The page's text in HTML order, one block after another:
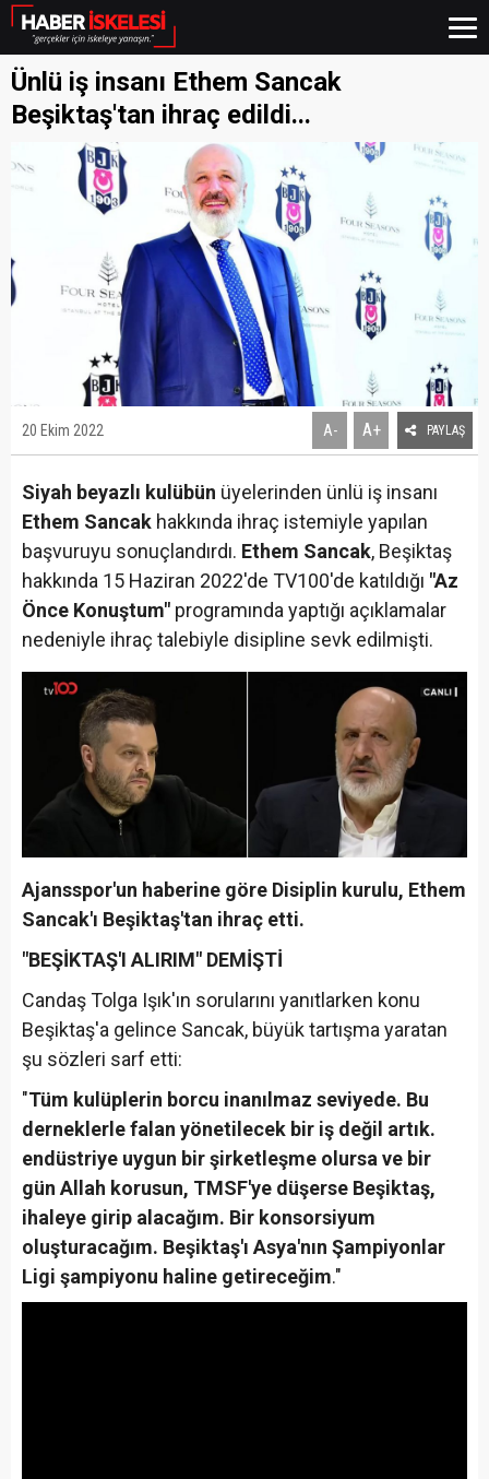
Ünlü iş insanı Ethem Sancak
Beşiktaş'tan ihraç edildi...
20 Ekim 2022 A- A+ PAYLAŞ
Siyah beyazlı kulübün üyelerinden ünlü iş insanı
Ethem Sancak hakkında ihraç istemiyle yapılan
başvuruyu sonuçlandırdı. Ethem Sancak, Beşiktaş
hakkında 15 Haziran 2022'de TV100'de katıldığı "Az
Önce Konuştum" programında yaptığı açıklamalar
nedeniyle ihraç talebiyle disipline sevk edilmişti.
Ajansspor'un haberine göre Disiplin kurulu, Ethem
Sancak'ı Beşiktaş'tan ihraç etti.
"BEŞİKTAŞ'I ALIRIM" DEMİŞTİ
Candaş Tolga Işık'ın sorularını yanıtlarken konu
Beşiktaş'a gelince Sancak, büyük tartışma yaratan
şu sözleri sarf etti:
"Tüm kulüplerin borcu inanılmaz seviyede. Bu
derneklerle falan yönetilecek bir iş değil artık.
endüstriye uygun bir şirketleşme olursa ve bir
gün Allah korusun, TMSF'ye düşerse Beşiktaş,
ihaleye girip alacağım. Bir konsorsiyum
oluşturacağım. Beşiktaş'ı Asya'nın Şampiyonlar
Ligi şampiyonu haline getireceğim."